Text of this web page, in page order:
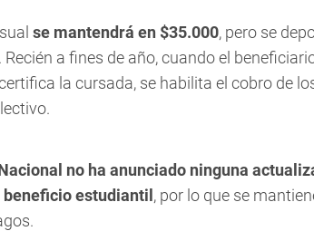
se mantendrá en $35.000, pero se
Recién a fines de año, cuando el
la cursada, se habilita el cobro de
no ha anunciado ninguna
estudiantil , por lo que se